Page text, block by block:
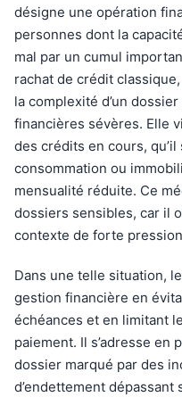
désigne une opération
personnes dont la
mal par un cumul
rachat de crédit
la complexité d’un
financières sévères. Elle
des crédits en cours, qu’il
consommation ou
mensualité réduite. Ce
dossiers sensibles, car il
contexte de forte
Dans une telle situation,
gestion financière en
échéances et en limitant
paiement. Il s’adresse en
dossier marqué par des
d’endettement